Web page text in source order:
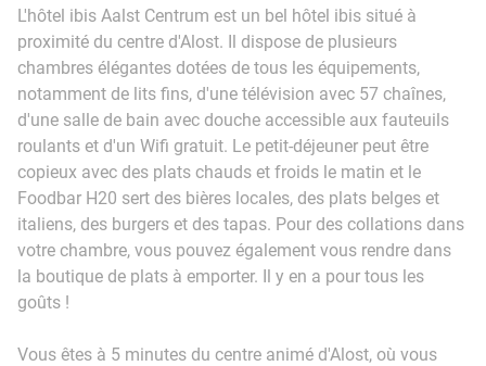
L'hôtel ibis Aalst Centrum est un bel hôtel ibis situé à
proximité du centre d'Alost. Il dispose de plusieurs
chambres élégantes dotées de tous les équipements,
notamment de lits fins, d'une télévision avec 57 chaînes,
d'une salle de bain avec douche accessible aux fauteuils
roulants et d'un Wifi gratuit. Le petit-déjeuner peut être
copieux avec des plats chauds et froids le matin et le
Foodbar H20 sert des bières locales, des plats belges et
italiens, des burgers et des tapas. Pour des collations dans
votre chambre, vous pouvez également vous rendre dans
la boutique de plats à emporter. Il y en a pour tous les
goûts !
Vous êtes à 5 minutes du centre animé d'Alost, où vous